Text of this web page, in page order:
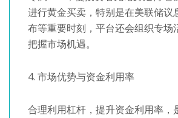
进行黄金买卖，特别是在美联储议
布等重要时刻，平台还会组织专场
把握市场机遇。
4. 市场优势与资金利用率
合理利用杠杆，提升资金利用率，